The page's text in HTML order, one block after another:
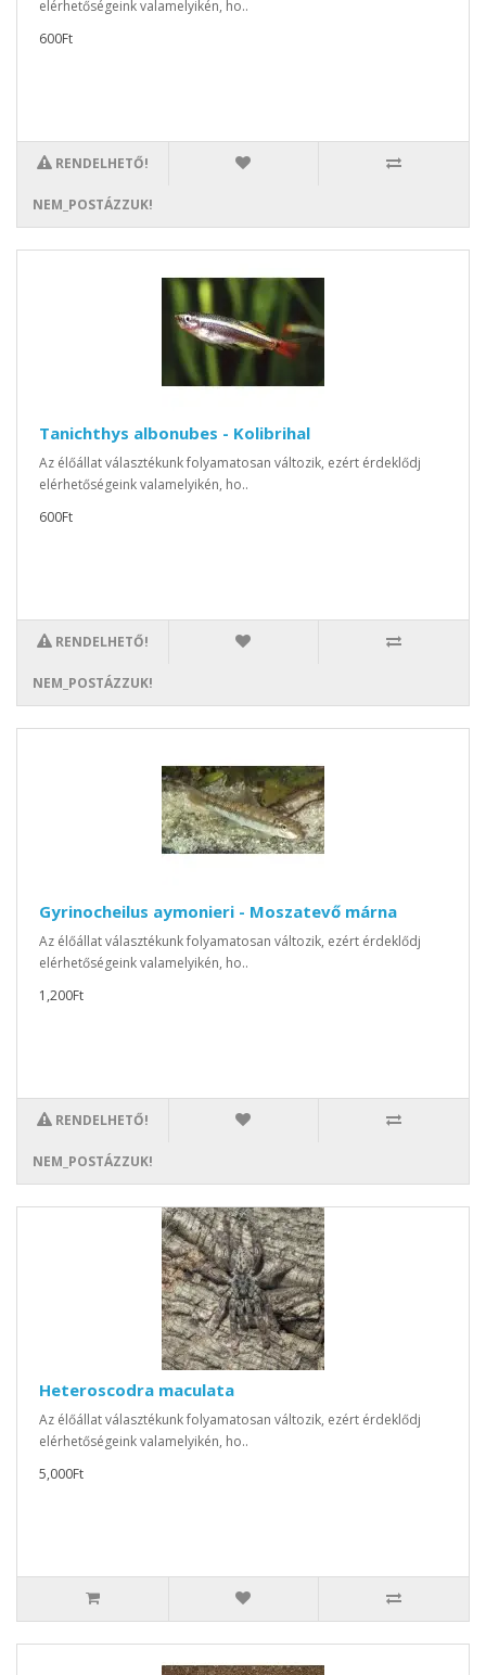
elérhetőségeink valamelyikén, ho..
600Ft
RENDELHETŐ!
NEM_POSTÁZZUK!
Tanichthys albonubes - Kolibrihal
Az élőállat választékunk folyamatosan változik, ezért érdeklődj
elérhetőségeink valamelyikén, ho..
600Ft
RENDELHETŐ!
NEM_POSTÁZZUK!
Gyrinocheilus aymonieri - Moszatevő márna
Az élőállat választékunk folyamatosan változik, ezért érdeklődj
elérhetőségeink valamelyikén, ho..
1,200Ft
RENDELHETŐ!
NEM_POSTÁZZUK!
Heteroscodra maculata
Az élőállat választékunk folyamatosan változik, ezért érdeklődj
elérhetőségeink valamelyikén, ho..
5,000Ft